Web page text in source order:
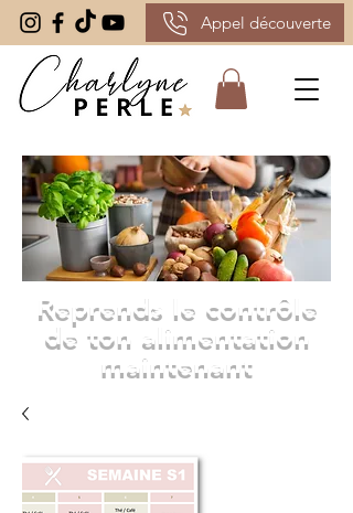
Appel découverte
Reprends le contrôle
de ton alimentation
maintenant